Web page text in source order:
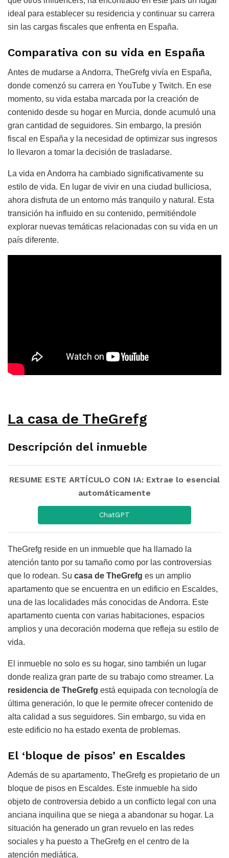
ideal para establecer su residencia y continuar su carrera
sin las cargas fiscales que enfrenta en España.
Comparativa con su vida en España
Antes de mudarse a Andorra, TheGrefg vivía en España,
donde comenzó su carrera en YouTube y Twitch. En ese
momento, su vida estaba marcada por la creación de
contenido desde su hogar en Murcia, donde acumuló una
gran cantidad de seguidores. Sin embargo, la presión
fiscal en España y la necesidad de optimizar sus ingresos
lo llevaron a tomar la decisión de trasladarse.
La vida en Andorra ha cambiado significativamente su
estilo de vida. En lugar de vivir en una ciudad bulliciosa,
ahora disfruta de un entorno más tranquilo y natural. Esta
transición ha influido en su contenido, permitiéndole
explorar nuevas temáticas relacionadas con su vida en un
país diferente.
La casa de TheGrefg
Descripción del inmueble
RESUME ESTE ARTÍCULO CON IA: Extrae lo esencial
automáticamente
ChatGPT
TheGrefg reside en un inmueble que ha llamado la
atención tanto por su tamaño como por las controversias
que lo rodean. Su casa de TheGrefg es un amplio
apartamento que se encuentra en un edificio en Escaldes,
una de las localidades más conocidas de Andorra. Este
apartamento cuenta con varias habitaciones, espacios
amplios y una decoración moderna que refleja su estilo de
vida.
El inmueble no solo es su hogar, sino también un lugar
donde realiza gran parte de su trabajo como streamer. La
residencia de TheGrefg está equipada con tecnología de
última generación, lo que le permite ofrecer contenido de
alta calidad a sus seguidores. Sin embargo, su vida en
este edificio no ha estado exenta de problemas.
El ‘bloque de pisos’ en Escaldes
Además de su apartamento, TheGrefg es propietario de un
bloque de pisos en Escaldes. Este inmueble ha sido
objeto de controversia debido a un conflicto legal con una
anciana inquilina que se niega a abandonar su hogar. La
situación ha generado un gran revuelo en las redes
sociales y ha puesto a TheGrefg en el centro de la
atención mediática.